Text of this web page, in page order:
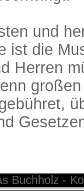
und
ist die
Herren
Buchholz -